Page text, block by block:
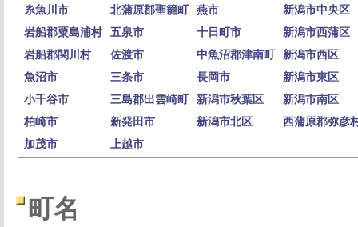
糸魚川市
北蒲原郡聖籠町 燕市
新潟市中央区
岩船郡粟島浦村
五泉市 十日町市
新潟市西蒲区
岩船郡関川村
佐渡市 中魚沼郡津南町
新潟市西区
魚沼市
三条市 長岡市
新潟市東区
小千谷市
三島郡出雲崎町 新潟市秋葉区
新潟市南区
柏崎市
新発田市 新潟市北区
西蒲原郡弥彦
加茂市
上越市
町名